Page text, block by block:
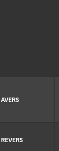
AVERS
REVERS